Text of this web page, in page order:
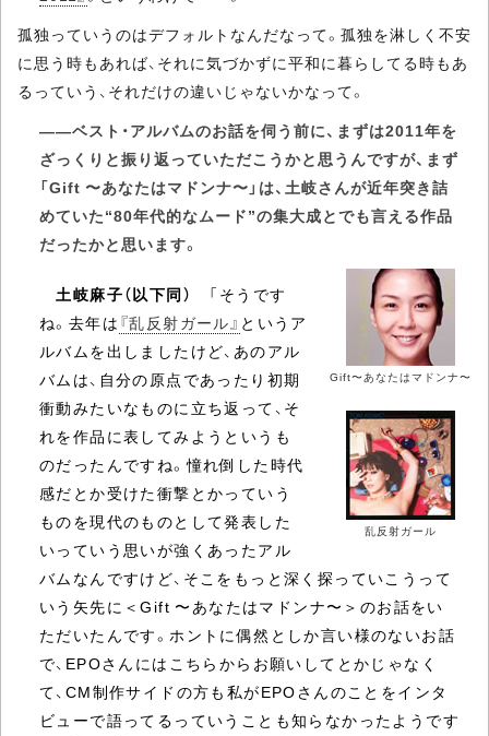
孤独っていうのはデフォルトなんだなって。孤独を淋しく不安
に思う時もあれば、それに気づかずに平和に暮らしてる時もあ
るっていう、それだけの違いじゃないかなって。
――ベスト・アルバムのお話を伺う前に、まずは2011年を
ざっくりと振り返っていただこうかと思うんですが、まず
「Gift 〜あなたはマドンナ〜」は、土岐さんが近年突き詰
めていた“80年代的なムード”の集大成とでも言える作品
だったかと思います。
Gift〜あなたはマドンナ〜
乱反射ガール
土岐麻子（以下同）
「そうです
ね。去年は 『乱反射ガール』 というア
ルバムを出しましたけど、あのアル
バムは、自分の原点であったり初期
衝動みたいなものに立ち返って、そ
れを作品に表してみようというも
のだったんですね。憧れ倒した時代
感だとか受けた衝撃とかっていう
ものを現代のものとして発表した
いっていう思いが強くあったアル
バムなんですけど、そこをもっと深く探っていこうって
いう矢先に＜Gift 〜あなたはマドンナ〜＞のお話をい
ただいたんです。ホントに偶然としか言い様のないお話
で、EPOさんにはこちらからお願いしてとかじゃなく
て、CM制作サイドの方も私がEPOさんのことをインタ
ビューで語ってるっていうことも知らなかったようです